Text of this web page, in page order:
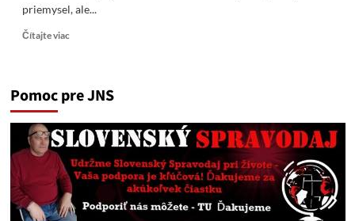
priemysel, ale...
Čítajte viacRead
ruský
arktický
plyn
čínsku
medzeru
v
zákone
Pomoc pre JNS